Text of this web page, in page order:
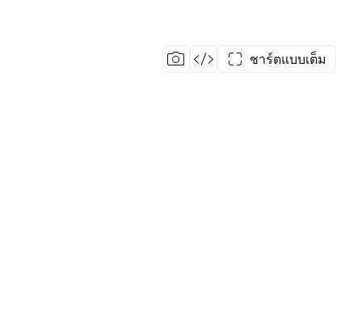
ชาร์ตแบบเต็ม